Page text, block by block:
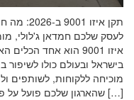
תקן
לעסק שלכם חמדאן ג'לולי,
איזו 9001 הוא אחד
בישראל ובעולם כולו לשיפור
שהארגון שלכם פועל על פי הסטנדרטים […]